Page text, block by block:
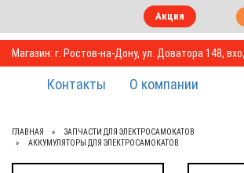
Акция
Магазин: г. Ростов-на-Дону, ул. Доватора 148,
Контакты О компании
ГЛАВНАЯ
ЗАПЧАСТИ ДЛЯ ЭЛЕКТРОСАМОКАТОВ
АККУМУЛЯТОРЫ ДЛЯ ЭЛЕКТРОСАМОКАТОВ